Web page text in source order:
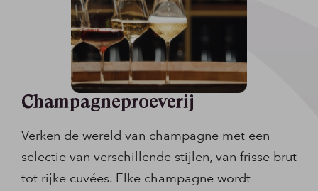
Champagneproeverij
Verken de wereld van champagne met een
selectie van verschillende stijlen, van frisse brut
tot rijke cuvées. Elke champagne wordt